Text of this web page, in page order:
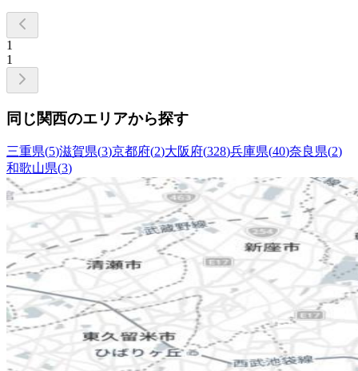
1
1
同じ関西のエリアから探す
三重県(5)滋賀県(3)京都府(2)大阪府(328)兵庫県(40)奈良県(2)
和歌山県(3)